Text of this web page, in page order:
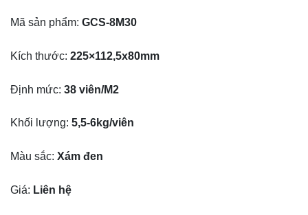
Mã sản phẩm: GCS-8M30
Kích thước: 225×112,5x80mm
Định mức: 38 viên/M2
Khối lượng: 5,5-6kg/viên
Màu sắc: Xám đen
Giá: Liên hệ